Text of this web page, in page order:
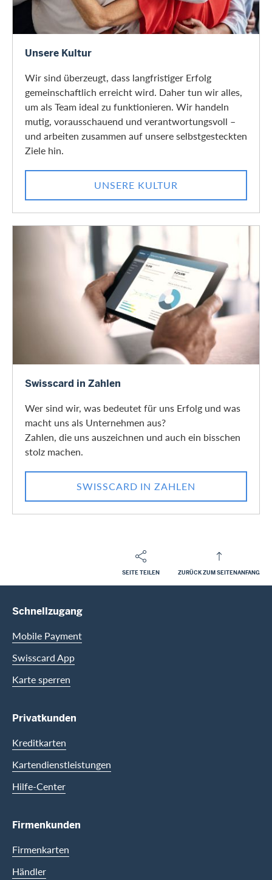
Unsere Kultur
Unsere Kultur
Wir sind überzeugt, dass langfristiger Erfolg
gemeinschaftlich erreicht wird. Daher tun wir alles,
um als Team ideal zu funktionieren. Wir handeln
mutig, vorausschauend und verantwortungsvoll –
und arbeiten zusammen auf unsere selbstgesteckten
Ziele hin.
UNSERE KULTUR
Swisscard in Zahlen
Swisscard in Zahlen
Wer sind wir, was bedeutet für uns Erfolg und was
macht uns als Unternehmen aus?
Zahlen, die uns auszeichnen und auch ein bisschen
stolz machen.
SWISSCARD IN ZAHLEN
SEITE TEILEN ZURÜCK ZUM SEITENANFANG
Footer
Footer Navigation
Schnellzugang
Mobile Payment
Swisscard App
Karte sperren
Privatkunden
Kreditkarten
Kartendienstleistungen
Hilfe-Center
Firmenkunden
Firmenkarten
Händler